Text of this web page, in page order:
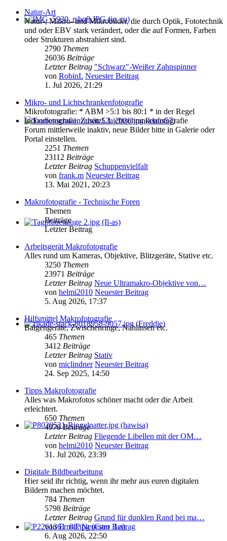
Natur-Art
Natur-, Makro- und Mikrobilder, die durch Optik, Fototechnik
und oder EBV stark verändert, oder die auf Formen, Farben
oder Strukturen abstrahiert sind.
2790 Themen
26036 Beiträge
Letzter Beitrag "Schwarz"-Weißer Zahnspinner
von RobinL Neuester Beitrag
1. Jul 2026, 21:29
Mikro- und Lichtschrankenfotografie
Mikrofotografie: * ABM >5:1 bis 80:1 * in der Regel
Indoorfotografie. Zusätzl. Lichtschrankenfotografie
Forum mittlerweile inaktiv, neue Bilder bitte in Galerie oder
Portal einstellen.
2251 Themen
23112 Beiträge
Letzter Beitrag Schuppenvielfalt
von frank.m Neuester Beitrag
13. Mai 2021, 20:23
Makrofotografie - Technische Foren
Themen
Beiträge
Letzter Beitrag
Arbeitsgerät Makrofotografie
Alles rund um Kameras, Objektive, Blitzgeräte, Stative etc.
3250 Themen
23971 Beiträge
Letzter Beitrag Neue Ultramakro-Objektive von…
von helmi2010 Neuester Beitrag
5. Aug 2026, 17:37
Hilfsmittel Makrofotografie
Balgengeräte, Zwischenringe, Nahlinsen etc.
465 Themen
3412 Beiträge
Letzter Beitrag Stativ
von miclindner Neuester Beitrag
24. Sep 2025, 14:50
Tipps Makrofotografie
Alles was Makrofotos schöner macht oder die Arbeit
erleichtert.
650 Themen
4970Beiträge
Letzter Beitrag Fliegende Libellen mit der OM…
von helmi2010 Neuester Beitrag
31. Jul 2026, 23:39
Digitale Bildbearbeitung
Hier seid ihr richtig, wenn ihr mehr aus euren digitalen
Bildern machen möchtet.
784 Themen
5798 Beiträge
Letzter Beitrag Grund für dunklen Rand bei ma…
vonErnstP Neuester Beitrag
6. Aug 2026, 22:50